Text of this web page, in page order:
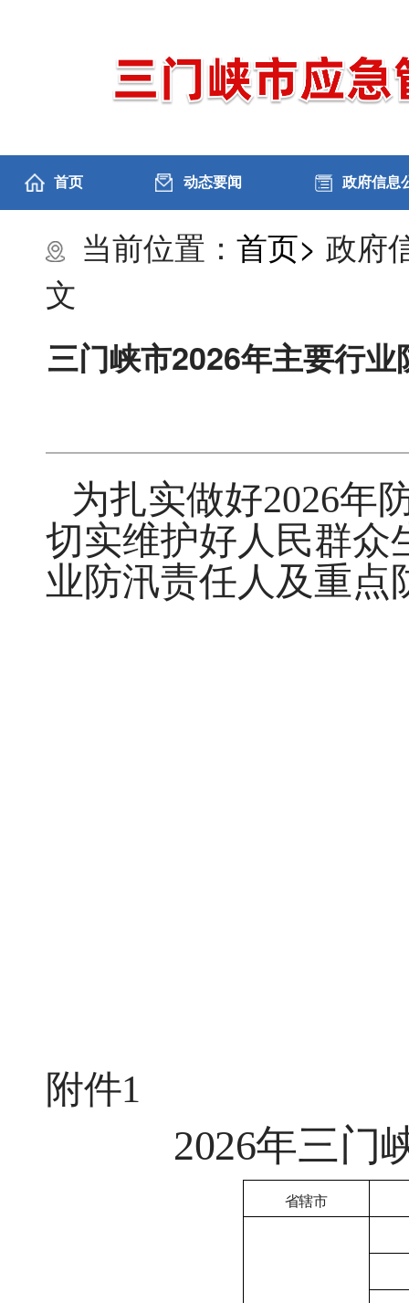
首页 动态要闻 政府信息
当前位置： 首页> 政府
文
三门峡市2026年主要行
为扎实做好2026年
切实维护好人民群众
业防汛责任人及重点
附件1
2026年三门
省辖市